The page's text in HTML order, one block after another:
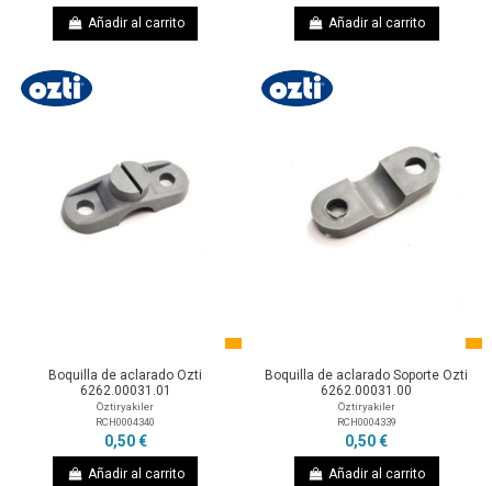
Añadir al carrito Añadir al carrito
Boquilla de aclarado Ozti
6262.00031.01
Öztiryakiler
RCH0004340
0,50 €
Añadir al carrito
Boquilla de aclarado Soporte Ozti
6262.00031.00
Öztiryakiler
RCH0004339
0,50 €
Añadir al carrito